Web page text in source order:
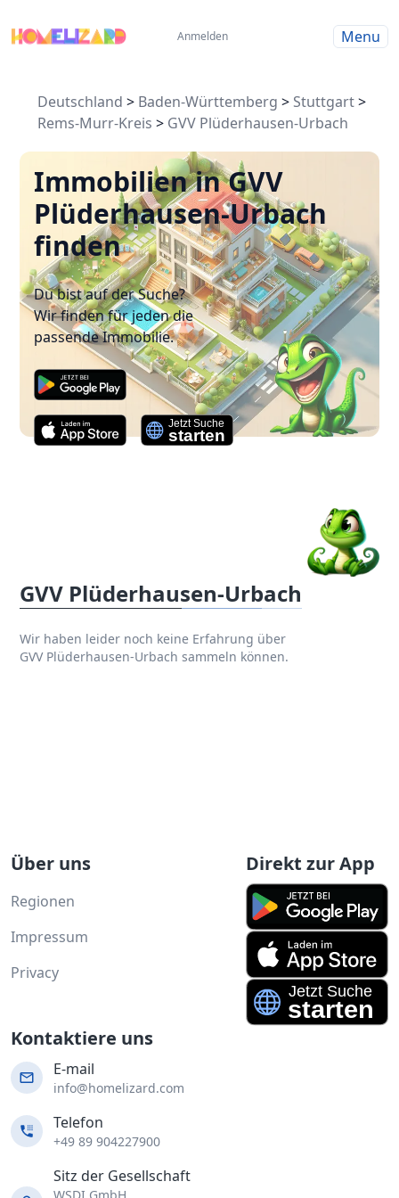
Anmelden Menu
Deutschland > Baden-Württemberg > Stuttgart>
Rems-Murr-Kreis > GVV Plüderhausen-Urbach
Immobilien in GVV
Plüderhausen-Urbach
finden
Du bist auf der Suche?
Wir finden für jeden die
passende Immobilie.
GVV Plüderhausen-Urbach
Wir haben leider noch keine Erfahrung über
GVV Plüderhausen-Urbach sammeln können.
Über uns
Regionen
Impressum
Privacy
Direkt zur App
Kontaktiere uns
E-mail
info@homelizard.com
Telefon
+49 89 904227900
Sitz der Gesellschaft